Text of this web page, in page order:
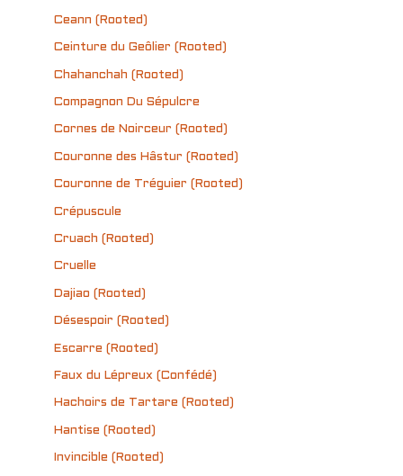
Ceann (Rooted)
Ceinture du Geôlier (Rooted)
Chahanchah (Rooted)
Compagnon Du Sépulcre
Cornes de Noirceur (Rooted)
Couronne des Hâstur (Rooted)
Couronne de Tréguier (Rooted)
Crépuscule
Cruach (Rooted)
Cruelle
Dajiao (Rooted)
Désespoir (Rooted)
Escarre (Rooted)
Faux du Lépreux (Confédé)
Hachoirs de Tartare (Rooted)
Hantise (Rooted)
Invincible (Rooted)